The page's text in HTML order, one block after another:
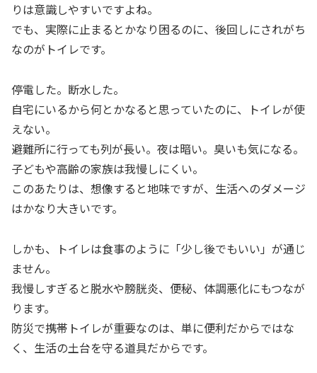
りは意識しやすいですよね。
でも、実際に止まるとかなり困るのに、後回しにされがち
なのがトイレです。
停電した。断水した。
自宅にいるから何とかなると思っていたのに、トイレが使
えない。
避難所に行っても列が長い。夜は暗い。臭いも気になる。
子どもや高齢の家族は我慢しにくい。
このあたりは、想像すると地味ですが、生活へのダメージ
はかなり大きいです。
しかも、トイレは食事のように「少し後でもいい」が通じ
ません。
我慢しすぎると脱水や膀胱炎、便秘、体調悪化にもつなが
ります。
防災で携帯トイレが重要なのは、単に便利だからではな
く、生活の土台を守る道具だからです。